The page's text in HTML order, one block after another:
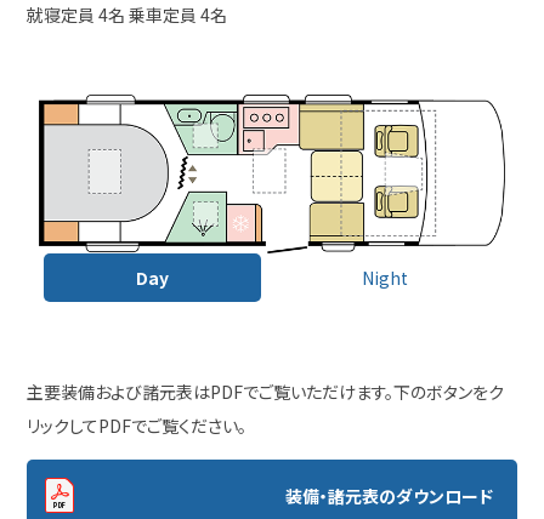
就寝定員 4名 乗車定員 4名
Day Night
主要装備および諸元表はPDFでご覧いただけます。下のボタンをク
リックしてPDFでご覧ください。
装備・諸元表のダウンロード